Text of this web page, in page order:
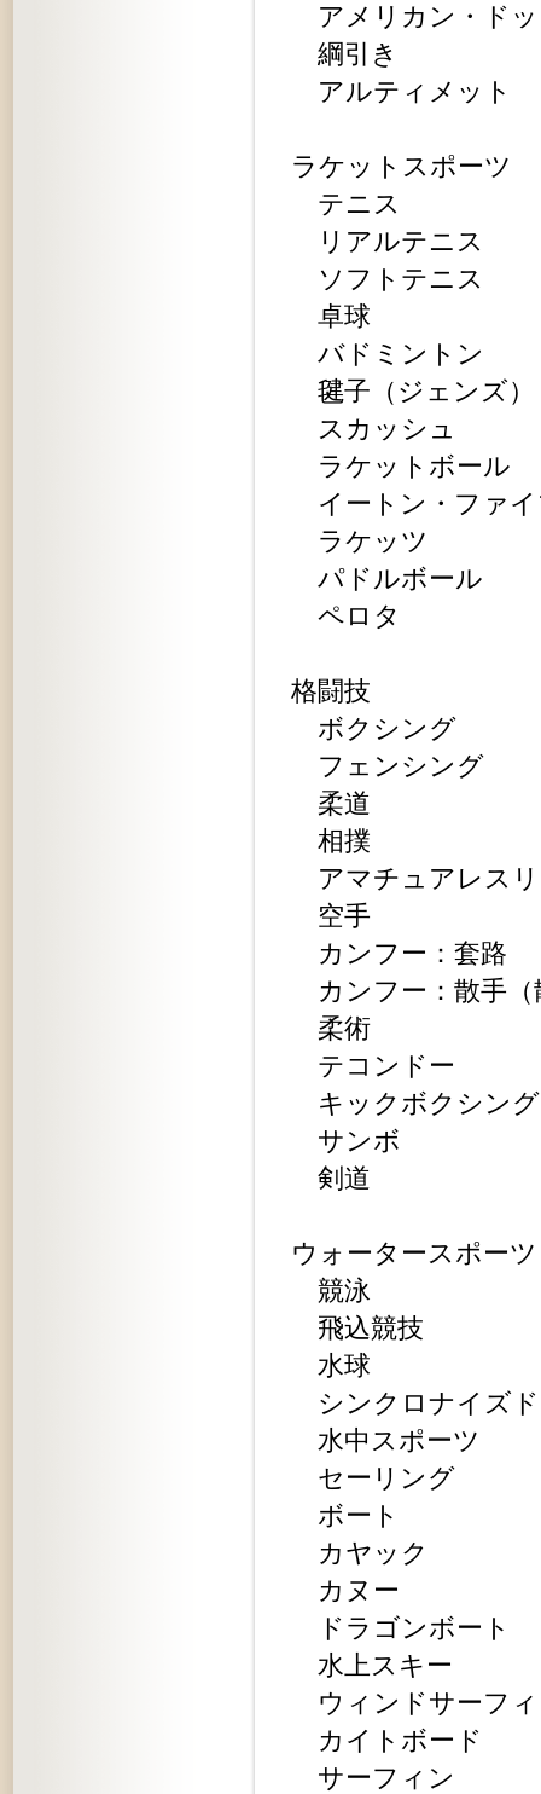
アメリカン・ド
綱引き
アルティメット
ラケットスポーツ
テニス
リアルテニス
ソフトテニス
卓球
バドミントン
毽子（ジェンズ）
スカッシュ
ラケットボール
イートン・ファ
ラケッツ
パドルボール
ペロタ
格闘技
ボクシング
フェンシング
柔道
相撲
アマチュアレス
空手
カンフー：套路
カンフー：散手（
柔術
テコンドー
キックボクシング
サンボ
剣道
ウォータースポーツ
競泳
飛込競技
水球
シンクロナイズ
水中スポーツ
セーリング
ボート
カヤック
カヌー
ドラゴンボート
水上スキー
ウィンドサーフ
カイトボード
サーフィン